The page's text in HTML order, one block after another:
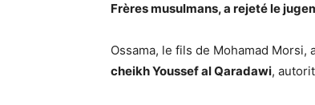
Frères musulmans, a rejeté le
Ossama, le fils de Mohamad
cheikh Youssef al Qaradawi,